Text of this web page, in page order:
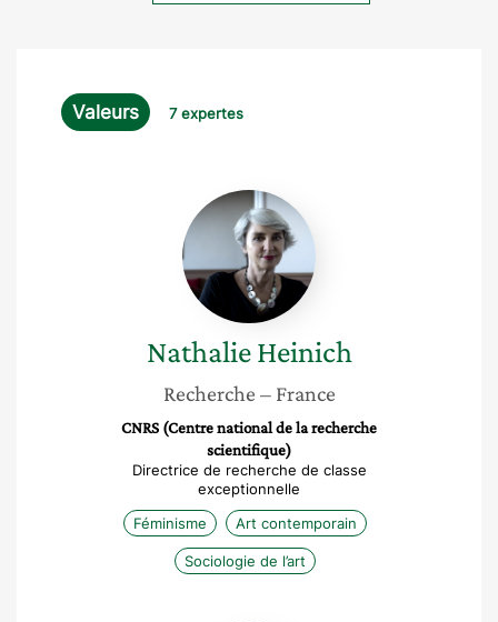
Valeurs 7 expertes
Nathalie
Heinich
Nathalie Heinich
Recherche – France
CNRS (Centre national de la recherche
scientifique)
Directrice de recherche de classe
exceptionnelle
Féminisme
Art contemporain
Sociologie de l’art